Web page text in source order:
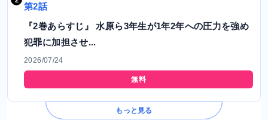
第2話
『2巻あらすじ』 水原ら3年生が1年2年への圧力を強め
犯罪に加担させ...
2026/07/24
無料
もっと見る